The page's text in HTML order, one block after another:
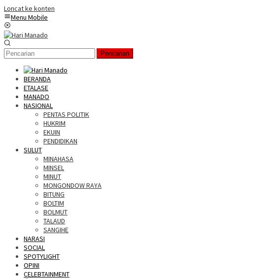
Loncat ke konten
Menu Mobile
Pencarian
BERANDA
ETALASE
MANADO
NASIONAL
PENTAS POLITIK
HUKRIM
EKUIN
PENDIDIKAN
SULUT
MINAHASA
MINSEL
MINUT
MONGONDOW RAYA
BITUNG
BOLTIM
BOLMUT
TALAUD
SANGIHE
NARASI
SOCIAL
SPOTYLIGHT
OPINI
CELEBTAINMENT